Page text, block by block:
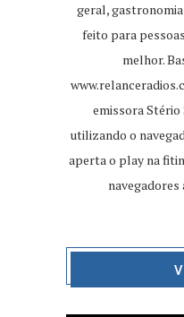
geral,
feito para
melhor.
emissora Stério
utilizando o
aperta o play na